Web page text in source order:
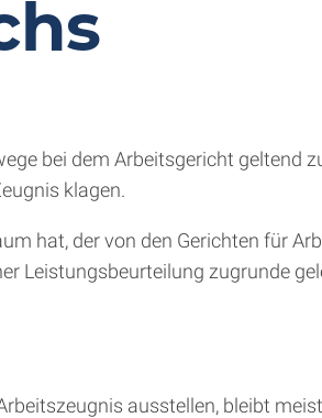
bei dem Arbeitsgericht geltend
klagen.
hat, der von den Gerichten für
Leistungsbeurteilung zugrunde
ausstellen, bleibt